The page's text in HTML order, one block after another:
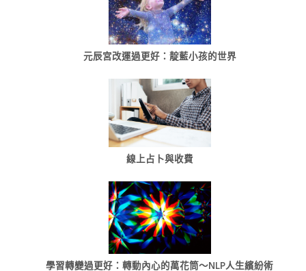
元辰宮改運過更好：靛藍小孩的世界
線上占卜與收費
學習轉變過更好：轉動內心的萬花筒～NLP人生繽紛術